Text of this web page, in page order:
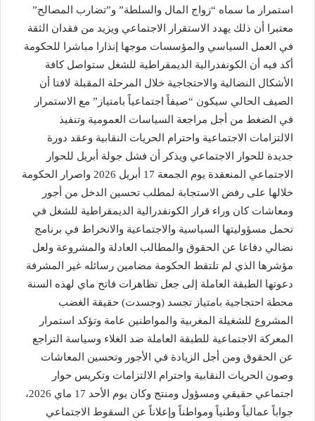
استمرار ما سماه “زواج المال والسلطة” و”تضارب المصالح”
معتبرا أن ذلك يهدد الاستقرار الاجتماعي ويزيد من فقدان الثقة
في العمل السياسي والمؤسسات موجها إنذارا مباشرا للحكومة
أكد فيه أن الكونفدرالية الديمقراطية للشغل ستواصل كافة
الأشكال النضالية والاحتجاجية خلال المرحلة المقبلة لافتا أن
الصيف الحالي سيكون “صيفاً اجتماعياً بامتياز” مع الاستمرار
في الضغط من أجل مراجعة السياسات العمومية وتنفيذ
الالتزامات الاجتماعية واحترام الحريات النقابية وعقد دورة
جديدة للحوار الاجتماعي ويذكر أن فشل جولة أبريل للحوار
الاجتماعي المنعقدة يوم الجمعة 17 أبريل 2026 واصرار الحكومة
خلالها على رفض الاستجابة لمطلب تحسين الدخل من أجور
ومعاشات كان وراء قرار الكونفدرالية الديمقراطية للشغل في
تحمل مسؤوليتها السياسية والاجتماعية والانخراط في برنامج
نضالي دفاعا عن الحقوق والمطالب العادلة والمشروعة ولعل
مؤشرها الذي لم تلتقط الحكومة مضامين رسائله غير المشرفة
دعوتها الطبقة العاملة إلى جعل تظاهرات فاتح ماي لهذه السنة
محطة احتجاجية بامتياز تجسد (وجسدت) حقيقة الغضب
المشروع للشغيلة المغربية والمواطنين عامة وتؤكد استمرار
المعركة الاجتماعية للطبقة العاملة ضد الغلاء وسياسة التراجع
عن الحقوق ومن أجل الزيادة في الأجور وتحسين المعاشات
وصون الحريات النقابية واحترام الالتزامات وتكريس حوار
اجتماعي حقيقي ومسؤول ومنتج وكان يوم الأحد 17 ماي 2026،
جواباً عمالياً وطنياً ومواطناً وإعلاناً عن السقوط الاجتماعي